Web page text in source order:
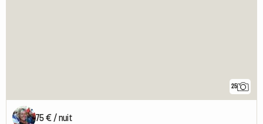
25
75 € / nuit